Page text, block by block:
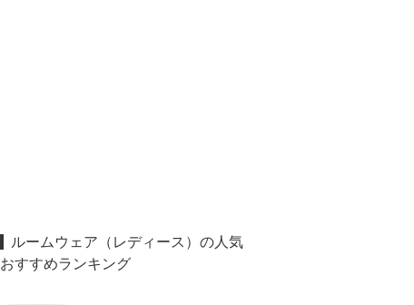
ルームウェア（レディース） の人気
おすすめランキング